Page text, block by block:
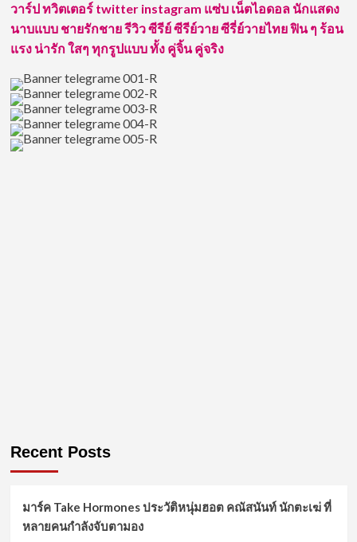
วาร์ป ทวิตเตอร์ twitter instagram แซ่บ เน็ตไอดอล นักแสดง
นาบแบบ ชายรักชาย รีวิว ซีรีย์ ซีรีย์วาย ซีรี่ย์วายไทย ฟิน ๆ ร้อน
แรง น่ารัก ใสๆ ทุกรูปแบบ ทั้ง คู่จิ้น คู่จริง
Recent Posts
มาร์ค Take Hormones ประวัติหนุ่มฮอต คณัสนันท์ นักตะเฆ่ ที่
หลายคนกำลังจับตามอง